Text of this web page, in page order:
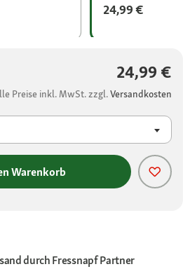
24,99 €
24,99 €
Preise inkl. MwSt. zzgl.Versandkosten
Warenkorb
durchFressnapf Partner